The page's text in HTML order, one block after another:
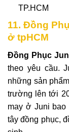
TP.HCM
11. Đồng
ở tpHCM
Đồng Phục
theo yêu cầu.
những sản
trường lên tới
may ở Juni bao
tây đồng phục,